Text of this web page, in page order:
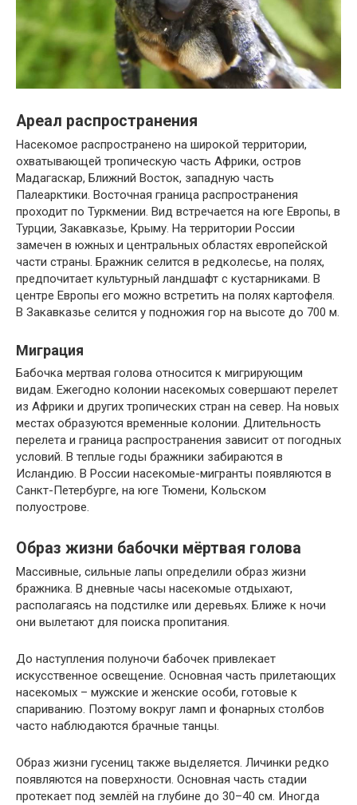
Ареал распространения
Насекомое распространено на широкой территории,
охватывающей тропическую часть Африки, остров
Мадагаскар, Ближний Восток, западную часть
Палеарктики. Восточная граница распространения
проходит по Туркмении. Вид встречается на юге Европы, в
Турции, Закавказье, Крыму. На территории России
замечен в южных и центральных областях европейской
части страны. Бражник селится в редколесье, на полях,
предпочитает культурный ландшафт с кустарниками. В
центре Европы его можно встретить на полях картофеля.
В Закавказье селится у подножия гор на высоте до 700 м.
Миграция
Бабочка мертвая голова относится к мигрирующим
видам. Ежегодно колонии насекомых совершают перелет
из Африки и других тропических стран на север. На новых
местах образуются временные колонии. Длительность
перелета и граница распространения зависит от погодных
условий. В теплые годы бражники забираются в
Исландию. В России насекомые-мигранты появляются в
Санкт-Петербурге, на юге Тюмени, Кольском
полуострове.
Образ жизни бабочки мёртвая голова
Массивные, сильные лапы определили образ жизни
бражника. В дневные часы насекомые отдыхают,
располагаясь на подстилке или деревьях. Ближе к ночи
они вылетают для поиска пропитания.
До наступления полуночи бабочек привлекает
искусственное освещение. Основная часть прилетающих
насекомых – мужские и женские особи, готовые к
спариванию. Поэтому вокруг ламп и фонарных столбов
часто наблюдаются брачные танцы.
Образ жизни гусениц также выделяется. Личинки редко
появляются на поверхности. Основная часть стадии
протекает под землёй на глубине до 30–40 см. Иногда